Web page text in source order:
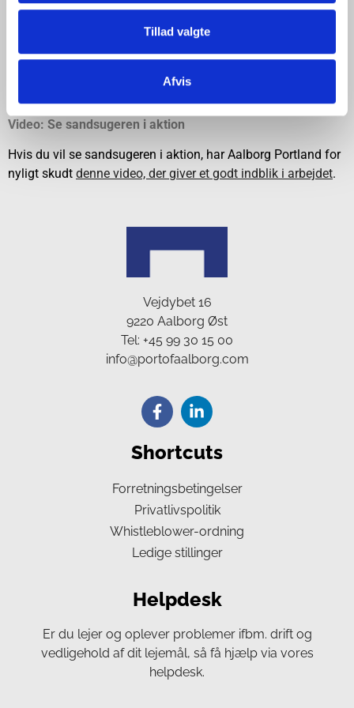
Tillad valgte
Afvis
projekter og klargøring af store landarealer på Østhavnen. Så
det er simpelthen bare sund fornuft, siger Mette Schmidt.
Aalborg Fjordudvalg er foruden den løbende oprensning
også ansvarlig for navigation på Limfjorden og fjordens
Video: Se sandsugeren i aktion
Hvis du vil se sandsugeren i aktion, har Aalborg Portland for
nyligt skudt denne video, der giver et godt indblik i arbejdet.
Vejdybet 16
9220 Aalborg Øst
Tel: +45 99 30 15 00
info@portofaalborg.com
Shortcuts
Forretningsbetingelser
Privatlivspolitik
Whistleblower-ordning
Ledige stillinger
Helpdesk
Er du lejer og oplever problemer ifbm. drift og
vedligehold af dit lejemål, så få hjælp via vores
helpdesk.